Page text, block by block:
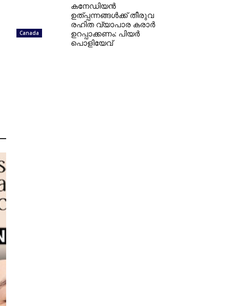
Canada
കനേഡിയന്‍
ഉത്പ്പന്നങ്ങള്‍ക്ക് തീരുവ
രഹിത വ്യാപാര കരാര്‍
ഉറപ്പാക്കണം: പിയര്‍
പൊളിയേവ്